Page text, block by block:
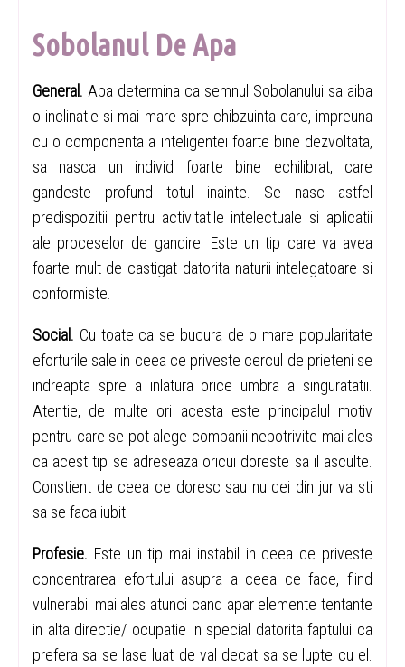
Sobolanul De Apa
General. Apa determina ca semnul Sobolanului sa aiba
o inclinatie si mai mare spre chibzuinta care, impreuna
cu o componenta a inteligentei foarte bine dezvoltata,
sa nasca un individ foarte bine echilibrat, care
gandeste profund totul inainte. Se nasc astfel
predispozitii pentru activitatile intelectuale si aplicatii
ale proceselor de gandire. Este un tip care va avea
foarte mult de castigat datorita naturii intelegatoare si
conformiste.
Social. Cu toate ca se bucura de o mare popularitate
eforturile sale in ceea ce priveste cercul de prieteni se
indreapta spre a inlatura orice umbra a singuratatii.
Atentie, de multe ori acesta este principalul motiv
pentru care se pot alege companii nepotrivite mai ales
ca acest tip se adreseaza oricui doreste sa il asculte.
Constient de ceea ce doresc sau nu cei din jur va sti
sa se faca iubit.
Profesie. Este un tip mai instabil in ceea ce priveste
concentrarea efortului asupra a ceea ce face, fiind
vulnerabil mai ales atunci cand apar elemente tentante
in alta directie/ ocupatie in special datorita faptului ca
prefera sa se lase luat de val decat sa se lupte cu el.